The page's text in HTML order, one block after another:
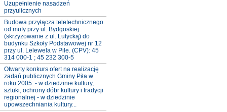
Uzupełnienie nasadzeń
przyulicznych
Budowa przyłącza teletechnicznego
od mufy przy ul. Bydgoskiej
(skrzyżowanie z ul. Lutycką) do
budynku Szkoły Podstawowej nr 12
przy ul. Lelewela w Pile. (CPV): 45
314 000-1 ; 45 232 300-5
Otwarty konkurs ofert na realizację
zadań publicznych Gminy Piła w
roku 2005: - w dziedzinie kultury,
sztuki, ochrony dóbr kultury i tradycji
regionalnej - w dziedzinie
upowszechniania kultury...